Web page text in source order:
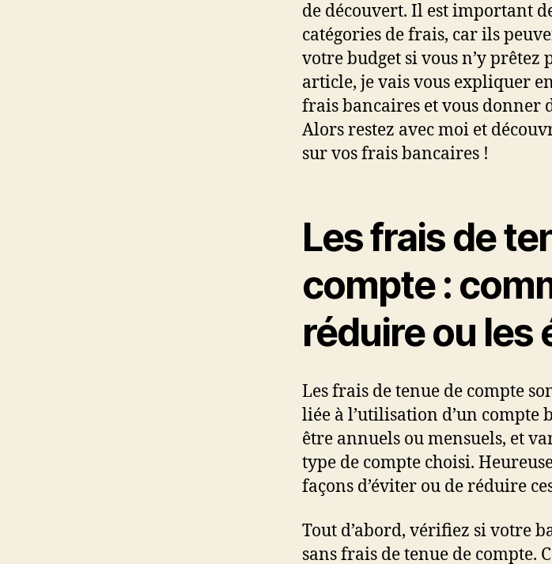
de découvert. Il est important
catégories de frais, car ils
votre budget si vous n’y prêtez
article, je vais vous expliquer
frais bancaires et vous donner
Alors restez avec moi et
sur vos frais bancaires !
Les frais de
compte :
réduire ou les
Les frais de tenue de compte
liée à l’utilisation d’un compte
être annuels ou mensuels, et
type de compte choisi.
façons d’éviter ou de réduire
Tout d’abord, vérifiez si votre
sans frais de tenue de compte.